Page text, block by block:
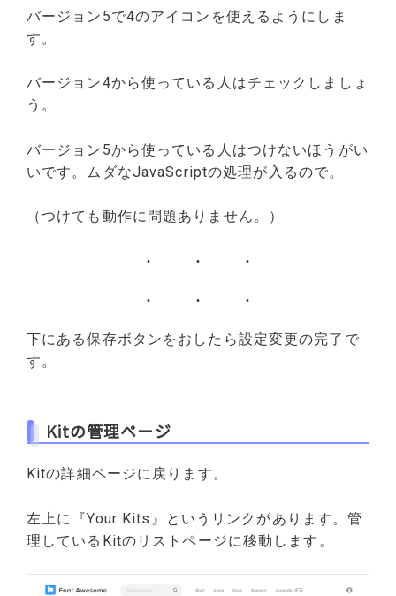
バージョン5で4のアイコンを使えるようにしま
す。
バージョン4から使っている人はチェックしましょ
う。
バージョン5から使っている人はつけないほうがい
いです。ムダなJavaScriptの処理が入るので。
（つけても動作に問題ありません。）
下にある保存ボタンをおしたら設定変更の完了で
す。
Kitの管理ページ
Kitの詳細ページに戻ります。
左上に『Your Kits』というリンクがあります。管
理しているKitのリストページに移動します。